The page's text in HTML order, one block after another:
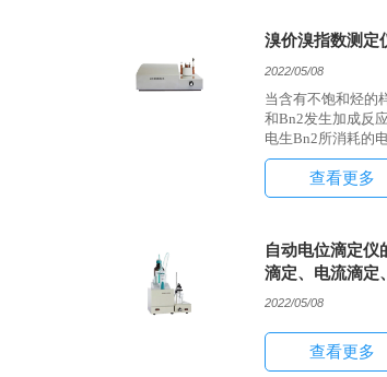
溴价溴指数测定
2022/05/08
当含有不饱和烃的
和Bn2发生加成反
电生Bn2所消耗的
价、溴指数
查看更多
自动电位滴定仪
滴定、电流滴定
2022/05/08
查看更多